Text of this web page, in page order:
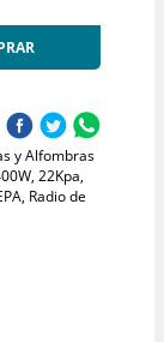
y Alfombras
22Kpa,
Radio de